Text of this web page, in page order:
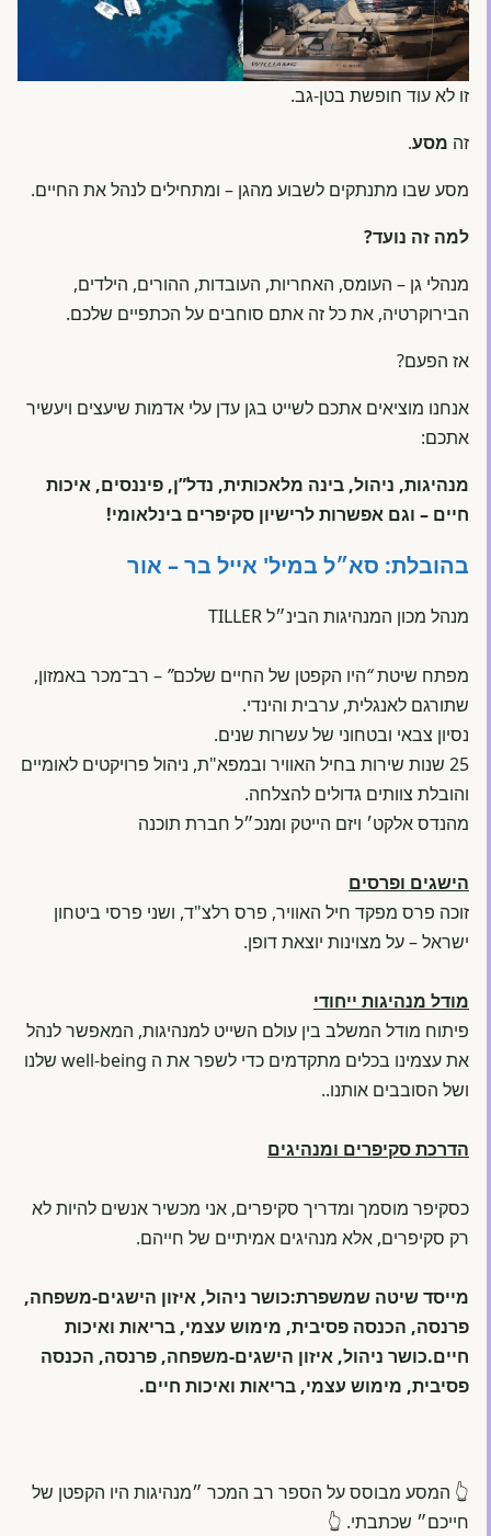
זו לא עוד חופשת בטן-גב.
זה מסע.
מסע שבו מתנתקים לשבוע מהגן – ומתחילים לנהל את החיים.
למה זה נועד?
מנהלי גן – העומס, האחריות, העובדות, ההורים, הילדים,
הבירוקרטיה, את כל זה אתם סוחבים על הכתפיים שלכם.
אז הפעם?
אנחנו מוציאים אתכם לשייט בגן עדן עלי אדמות שיעצים ויעשיר
אתכם:
מנהיגות, ניהול, בינה מלאכותית, נדל”ן, פיננסים, איכות
חיים – וגם אפשרות לרישיון סקיפרים בינלאומי!
בהובלת: סא״ל במיל' אייל בר – אור
מנהל מכון המנהיגות הבינ״ל TILLER
מפתח שיטת“היו הקפטן של החיים שלכם” – רב־מכר באמזון,
שתורגם לאנגלית, ערבית והינדי.
נסיון צבאי ובטחוני של עשרות שנים.
25 שנות שירות בחיל האוויר ובמפא"ת, ניהול פרויקטים לאומיים
והובלת צוותים גדולים להצלחה.
מהנדס אלקט׳ ויזם הייטק ומנכ״ל חברת תוכנה
הישגים ופרסים
זוכה פרס מפקד חיל האוויר, פרס רלצ"ד, ושני פרסי ביטחון
ישראל – על מצוינות יוצאת דופן.
מודל מנהיגות ייחודי
פיתוח מודל המשלב בין עולם השייט למנהיגות, המאפשר לנהל
את עצמינו בכלים מתקדמים כדי לשפר את ה well-being שלנו
ושל הסובבים אותנו..
הדרכת סקיפרים ומנהיגים
כסקיפר מוסמך ומדריך סקיפרים, אני מכשיר אנשים להיות לא
רק סקיפרים, אלא מנהיגים אמיתיים של חייהם.
מייסד שיטה שמשפרת:כושר ניהול, איזון הישגים-משפחה,
פרנסה, הכנסה פסיבית, מימוש עצמי, בריאות ואיכות
חיים.כושר ניהול, איזון הישגים-משפחה, פרנסה, הכנסה
פסיבית, מימוש עצמי, בריאות ואיכות חיים.
👆 המסע מבוסס על הספר רב המכר ״מנהיגות היו הקפטן של
חייכם״ שכתבתי. 👆